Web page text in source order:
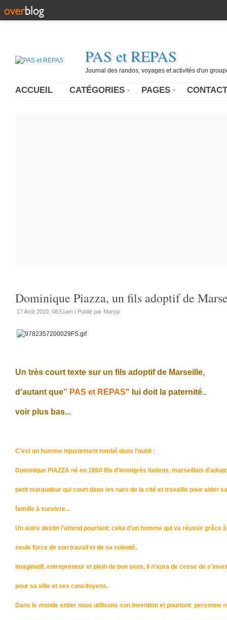
PAS et REPAS
Journal des randos, voyages et activités d'un
ACCUEIL CATÉGORIES PAGES CONTACT
Dominique Piazza, un fils adoptif de
17 Août 2010, 08:51am | Publié par Maryjo
Un très court texte sur un fils adoptif de Marseille,
d'autant que" PAS et REPAS" lui doit la paternité..
voir plus bas...
C'est un homme injustement tombé dans l'oubli :
Dominique PIAZZA né en 1860 fils d'immigrés italiens, marseillais
petit maraudeur qui court dans les rues de la cité et travaille pour aider sa
famille à survivre...
Un autre destin l'attend pourtant: celui d'un homme qui va réussir grâce
seule force de son travail et de sa volonté.
Imaginatif, entrepreneur et plein de bon sens, il n'aura de cesse de
pour sa ville et ses concitoyens.
Dans le monde entier nous utilisons son invention et pourtant personne